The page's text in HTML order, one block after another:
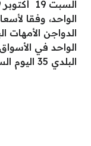
الواحد، وفقا
الواحد في
البلدي 35 اليوم السبت 19 أكتوبر.